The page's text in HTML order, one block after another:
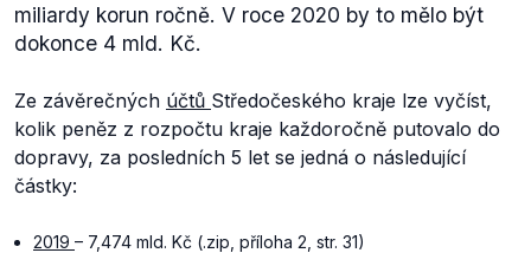
miliardy korun ročně. V roce 2020 by to mělo být
dokonce 4 mld. Kč.
Ze závěrečných účtů Středočeského kraje lze vyčíst,
kolik peněz z rozpočtu kraje každoročně putovalo do
dopravy, za posledních 5 let se jedná o následující
částky:
2019 – 7,474 mld. Kč (.zip, příloha 2, str. 31)